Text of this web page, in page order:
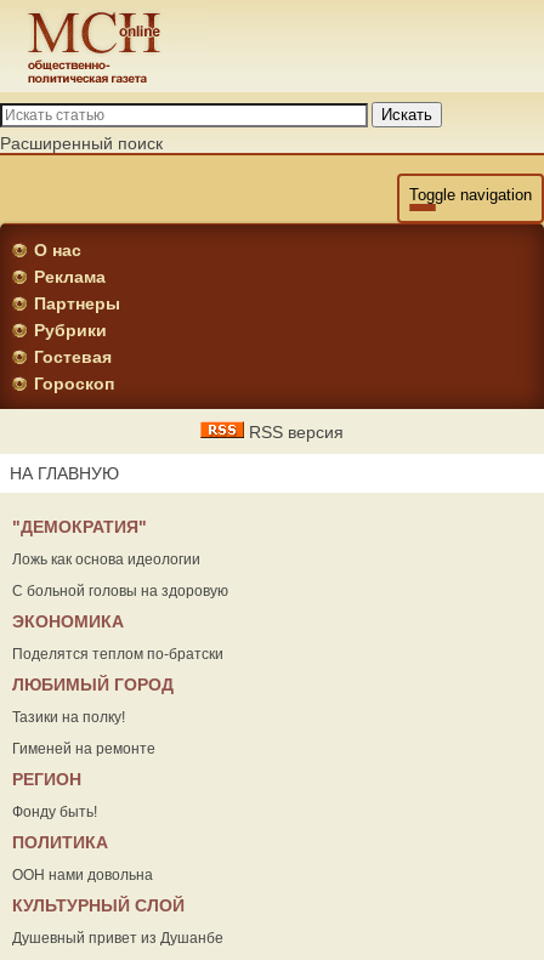
Искать
Расширенный поиск
Toggle navigation
О нас
Реклама
Партнеры
Рубрики
Гостевая
Гороскоп
RSS версия
НА ГЛАВНУЮ
"ДЕМОКРАТИЯ"
Ложь как основа идеологии
С больной головы на здоровую
ЭКОНОМИКА
Поделятся теплом по-братски
ЛЮБИМЫЙ ГОРОД
Тазики на полку!
Гименей на ремонте
РЕГИОН
Фонду быть!
ПОЛИТИКА
ООН нами довольна
КУЛЬТУРНЫЙ СЛОЙ
Душевный привет из Душанбе